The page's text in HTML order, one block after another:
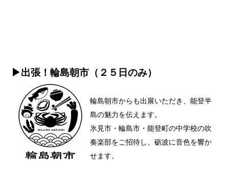
▶出張！輪島朝市（２５日のみ）
輪島朝市からも出展いただき、能登半
島の魅力を伝えます。
氷見市・輪島市・能登町の中学校の吹
奏楽部をご招待し、砺波に音色を響か
せます。